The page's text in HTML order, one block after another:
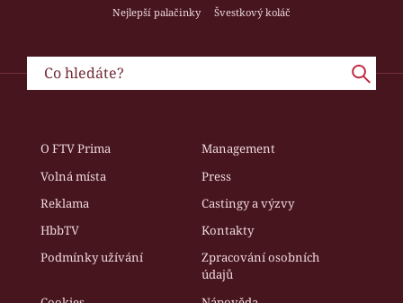
Nejlepší palačinky
Švestkový koláč
O FTV Prima
Management
Volná místa
Press
Reklama
Castingy a výzvy
HbbTV
Kontakty
Podmínky užívání
Zpracování osobních
údajů